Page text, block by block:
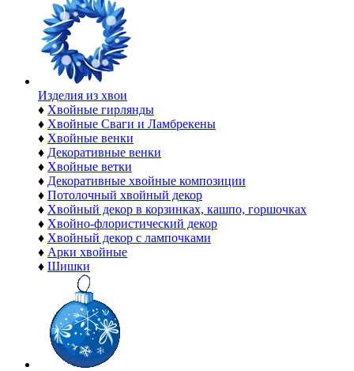
Изделия из хвои
♦ Хвойные гирлянды
♦ Хвойные Сваги и Ламбрекены
♦ Хвойные венки
♦ Декоративные венки
♦ Хвойные ветки
♦ Декоративные хвойные композиции
♦ Потолочный хвойный декор
♦ Хвойный декор в корзинках, кашпо, горшочках
♦ Хвойно-флористический декор
♦ Хвойный декор с лампочками
♦ Арки хвойные
♦ Шишки